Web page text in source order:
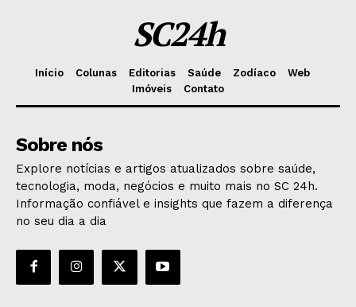
SC24h
Início Colunas Editorias Saúde Zodíaco
Web
Imóveis
Contato
Sobre nós
Explore notícias e artigos atualizados sobre saúde,
tecnologia, moda, negócios e muito mais no SC 24h.
Informação confiável e insights que fazem a diferença
no seu dia a dia